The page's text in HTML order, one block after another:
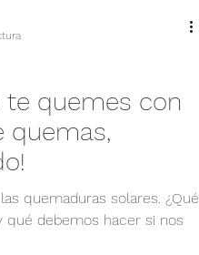
te quemes con
quemas,
quemaduras solares. ¿Qué
qué debemos hacer si nos